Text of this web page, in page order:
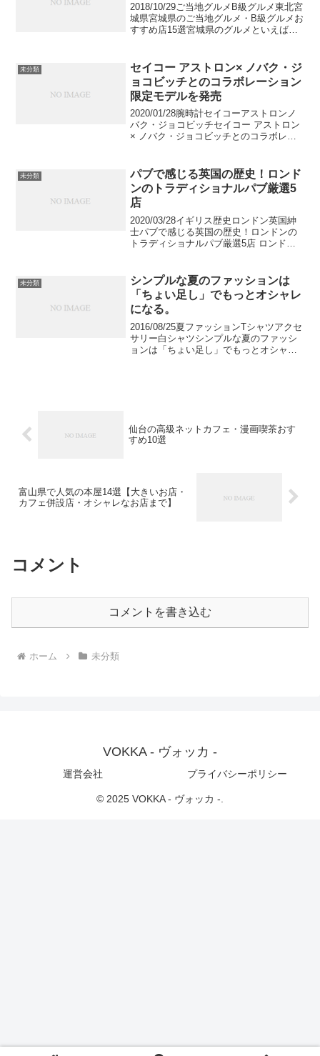
2018/10/29ご当地グルメB級グルメ東北宮
城県宮城県のご当地グルメ・B級グルメお
すすめ店15選宮城県のグルメといえば牛
以外にも沢山のB級グルメ・ご当地グルメ
があふ...
未分類
セイコー アストロン× ノバク・ジ
ョコビッチとのコラボレーション
限定モデルを発売
2020/01/28腕時計セイコーアストロンノ
バク・ジョコビッチセイコー アストロン
× ノバク・ジョコビッチとのコラボレー
ラーウオッチ、「セイコー アストロン」
とセ...
未分類
パブで感じる英国の歴史！ロンド
ンのトラディショナルパブ厳選5
店
2020/03/28イギリス歴史ロンドン英国紳
士パブで感じる英国の歴史！ロンドンの
トラディショナルパブ厳選5店 ロンドン
生活に根付いたパブがもつ歴史と文化に
じっくり思い...
未分類
シンプルな夏のファッションは
「ちょい足し」でもっとオシャレ
になる。
2016/08/25夏ファッションTシャツアクセ
サリー白シャツシンプルな夏のファッシ
ョンは「ちょい足し」でもっとオシャレ
仙台の高級ネットカフェ・漫画喫茶おす
すめ10選
富山県で人気の本屋14選【大きいお店・
カフェ併設店・オシャレなお店まで】
コメント
コメントを書き込む
ホーム 未分類
VOKKA - ヴォッカ -
運営会社 プライバシーポリシー
© 2025 VOKKA - ヴォッカ -.